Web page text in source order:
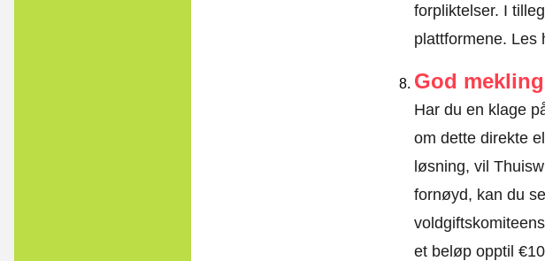
forpliktelser. I
plattformene. Les
God
Har du en klage
om dette direkte
løsning, vil
fornøyd, kan du
et beløp opptil